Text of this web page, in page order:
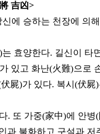
吉凶>
에 승하는 천장에 의
효양한다. 길신이 타
있고 화난(火難)으로
있다. 복시(伏屍)는
또 가중(家中)에 안병
화하고 구설과 저주